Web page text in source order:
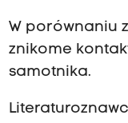
W porównaniu
znikome
samotnika.